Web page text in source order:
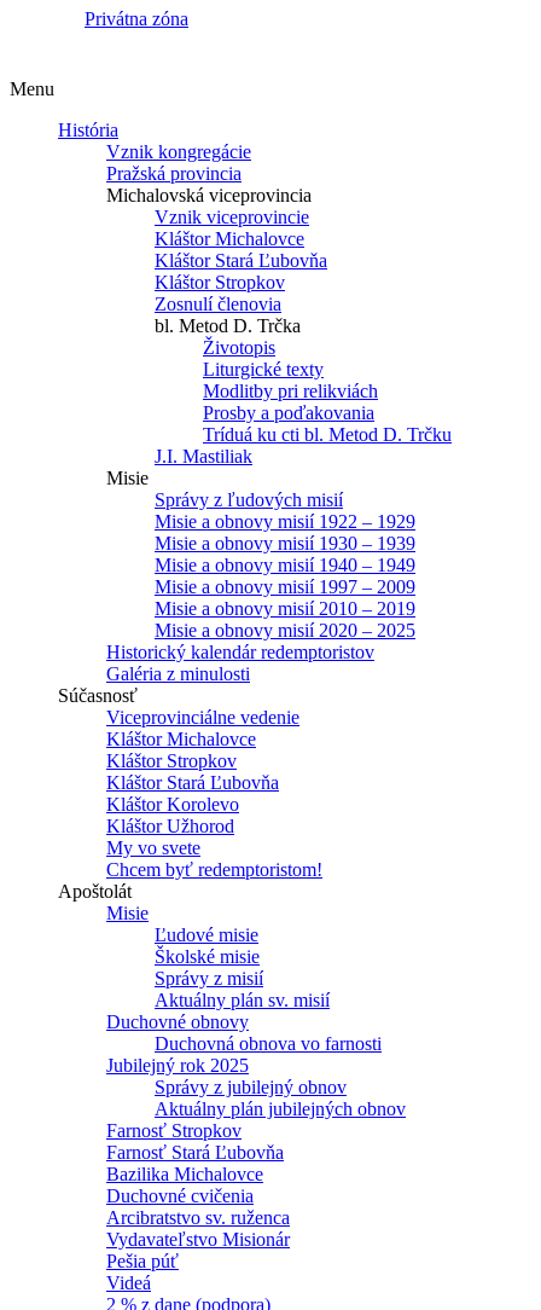
Privátna zóna
Menu
História
Vznik kongregácie
Pražská provincia
Michalovská viceprovincia
Vznik viceprovincie
Kláštor Michalovce
Kláštor Stará Ľubovňa
Kláštor Stropkov
Zosnulí členovia
bl. Metod D. Trčka
Životopis
Liturgické texty
Modlitby pri relikviách
Prosby a poďakovania
Tríduá ku cti bl. Metod D. Trčku
J.I. Mastiliak
Misie
Správy z ľudových misií
Misie a obnovy misií 1922 – 1929
Misie a obnovy misií 1930 – 1939
Misie a obnovy misií 1940 – 1949
Misie a obnovy misií 1997 – 2009
Misie a obnovy misií 2010 – 2019
Misie a obnovy misií 2020 – 2025
Historický kalendár redemptoristov
Galéria z minulosti
Súčasnosť
Viceprovinciálne vedenie
Kláštor Michalovce
Kláštor Stropkov
Kláštor Stará Ľubovňa
Kláštor Korolevo
Kláštor Užhorod
My vo svete
Chcem byť redemptoristom!
Apoštolát
Misie
Ľudové misie
Školské misie
Správy z misií
Aktuálny plán sv. misií
Duchovné obnovy
Duchovná obnova vo farnosti
Jubilejný rok 2025
Správy z jubilejný obnov
Aktuálny plán jubilejných obnov
Farnosť Stropkov
Farnosť Stará Ľubovňa
Bazilika Michalovce
Duchovné cvičenia
Arcibratstvo sv. ruženca
Vydavateľstvo Misionár
Pešia púť
Videá
2 % z dane (podpora)